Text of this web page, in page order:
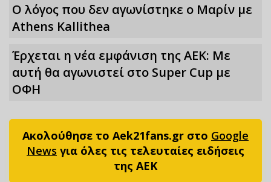
Ο λόγος που δεν αγωνίστηκε ο Μαρίν με
Athens Kallithea
Έρχεται η νέα εμφάνιση της ΑΕΚ: Με
αυτή θα αγωνιστεί στο Super Cup με
ΟΦΗ
Ακολούθησε το Aek21fans.gr στο Google
News για όλες τις τελευταίες ειδήσεις
της ΑΕΚ